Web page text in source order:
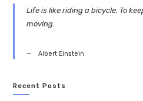
Life is like riding a bicycle. To
moving.
Albert Einstein
Recent Posts